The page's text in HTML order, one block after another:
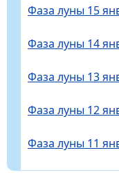
Фаза луны 15
Фаза луны 14
Фаза луны 13
Фаза луны 12
Фаза луны 11